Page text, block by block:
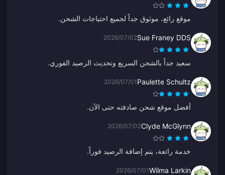
موقع رائع، موثوق جداً لجميع احتياجات الشحن.
Sue Franey DDS
2026/07/02
سعيد جداً بالشحن السريع وتحديث الرصيد الفوري.
Paulette Schultz
2026/07/01
أفضل موقع شحن صادفته حتى الآن.
Clyde McGlynn
2026/07/02
خدمة رائعة، يتم إضافة الرصيد فوراً.
Wilma Larkin
2026/07/01